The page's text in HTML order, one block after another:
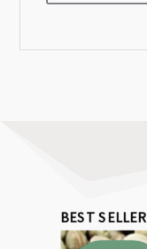
BEST SELLER